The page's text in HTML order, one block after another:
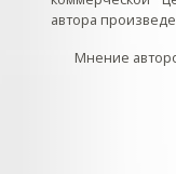
автора
Мнение